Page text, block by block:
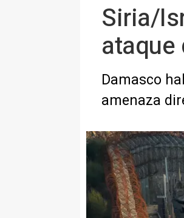
Siria/
Damasco
amenaza